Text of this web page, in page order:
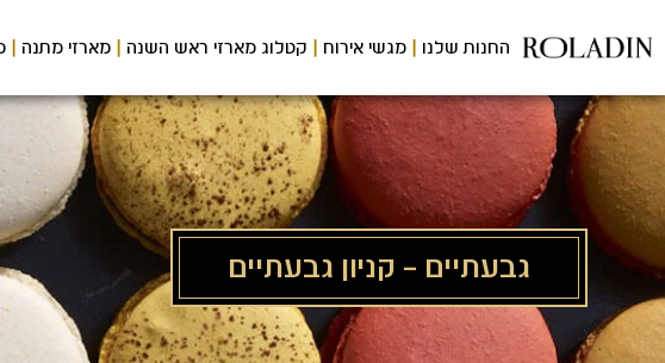
לתוכן
המרכזי
החנות שלנו מגשי אירוח קטלוג מארזי ראש השנה מארזי מתנה
גבעתיים – קניון גבעתיים